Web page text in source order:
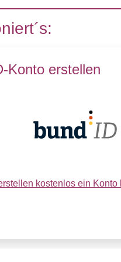
Konto erstellen
kostenlos ein Konto